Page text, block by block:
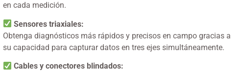
en cada medición.
Sensores triaxiales:
Obtenga diagnósticos más rápidos y precisos en campo gracias a
su capacidad para capturar datos en tres ejes simultáneamente.
Cables y conectores blindados: